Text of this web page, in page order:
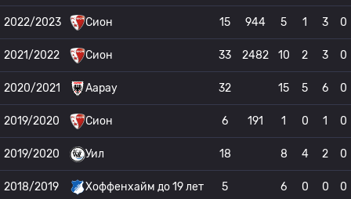
2022/2023 Сион 15 944 5 1 3 0
2021/2022 Сион 33 2482 10 2 3 0
2020/2021 Аарау 32 15 5 6 0
2019/2020 Сион 6 191 1 0 1 0
2019/2020 Уил 18 8 4 2 0
2018/2019 Хоффенхайм до 19 лет 5 6 0 0 0